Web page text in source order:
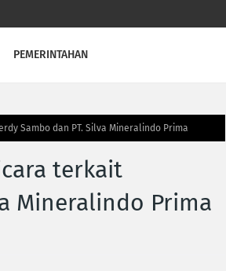
PEMERINTAHAN
Sambo dan PT. Silva Mineralindo Prima
terkait
Mineralindo Prima